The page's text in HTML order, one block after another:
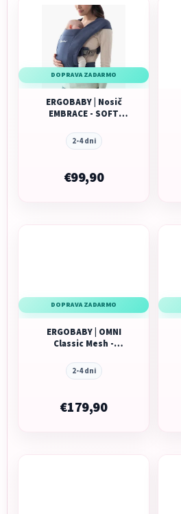
DOPRAVA ZADARMO
ERGOBABY | Nosič
EMBRACE - SOFT
2-4 dni
€99,90
DOPRAVA ZADARMO
ERGOBABY | OMNI
Classic Mesh -
2-4 dni
€179,90